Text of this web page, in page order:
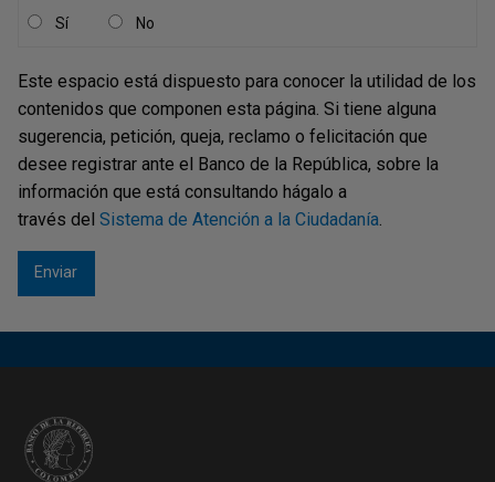
Congreso de la República - julio de
2026
LUNES, 3 DE AGOSTO DE 2026
Sí No
Este espacio está dispuesto para conocer la utilidad de los
contenidos que componen esta página. Si tiene alguna
sugerencia, petición, queja, reclamo o felicitación que
desee registrar ante el Banco de la República, sobre la
información que está consultando hágalo a
través del Sistema de Atención a la Ciudadanía.